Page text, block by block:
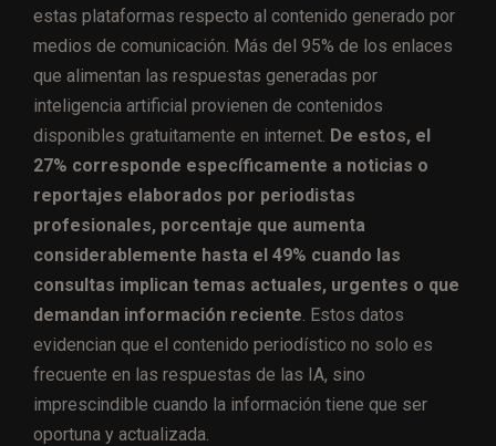
estas plataformas respecto al contenido generado por
medios de comunicación. Más del 95% de los enlaces
que alimentan las respuestas generadas por
inteligencia artificial provienen de contenidos
disponibles gratuitamente en internet. De estos, el
27% corresponde específicamente a noticias o
reportajes elaborados por periodistas
profesionales, porcentaje que aumenta
considerablemente hasta el 49% cuando las
consultas implican temas actuales, urgentes o que
demandan información reciente. Estos datos
evidencian que el contenido periodístico no solo es
frecuente en las respuestas de las IA, sino
imprescindible cuando la información tiene que ser
oportuna y actualizada.